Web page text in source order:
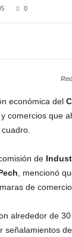
0
económica del
comercios que
de
, mencionó
de comercio.
alrededor de